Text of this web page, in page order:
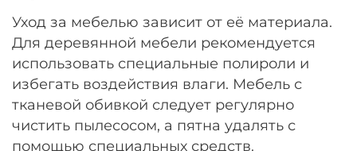
Уход за мебелью зависит от её материала.
Для деревянной мебели рекомендуется
использовать специальные полироли и
избегать воздействия влаги. Мебель с
тканевой обивкой следует регулярно
чистить пылесосом, а пятна удалять с
помощью специальных средств.